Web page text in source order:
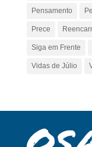
Pensamento
Prece
Siga em Frente
Vidas de Júlio